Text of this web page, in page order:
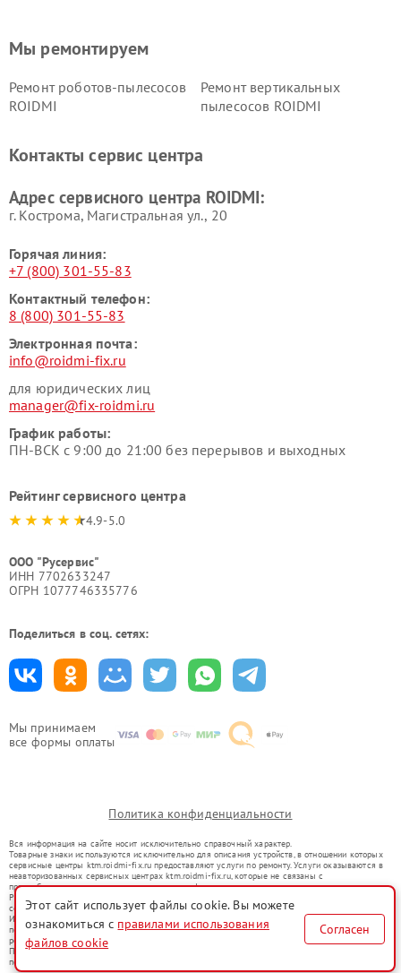
Мы принимаем
все формы оплаты
Мы ремонтируем
Ремонт роботов-пылесосов
ROIDMI
Ремонт вертикальных
пылесосов ROIDMI
Контакты сервис центра
Адрес сервисного центра ROIDMI:
г. Кострома, Магистральная ул., 20
Горячая линия:
+7 (800) 301-55-83
Контактный телефон:
8 (800) 301-55-83
Электронная почта:
info@roidmi-fix.ru
для юридических лиц
manager@fix-roidmi.ru
График работы:
ПН-ВСК с 9:00 до 21:00 без перерывов и выходных
Рейтинг сервисного центра
4.9-5.0
ООО "Русервис"
ИНН 7702633247
ОГРН 1077746335776
Поделиться в соц. сетях:
Политика конфиденциальности
Вся информация на сайте носит исключительно справочный характер.
Товарные знаки используются исключительно для описания устройств, в отношении которых
сервисные центры ktm.roidmi-fix.ru предоставляют услуги по ремонту. Услуги оказываются в
неавторизованных сервисных центрах ktm.roidmi-fix.ru, которые не связаны с
правообладателями товарных знаков или их официальными представителями.
Ремонт осуществляется для устройств, уже введенных в гражданский оборот в соответствии
со статьей 1487 ГК РФ.
Использование товарных знаков не преследует цели индивидуализации услуг или введения
потребителей в заблуждение, а служит для информирования о предоставляемых услугах по
ремонту техники указанных брендов.
Представленная на сайте информация не является публичной офертой, определяемой
положениями Статьи 437(2) Гражданского кодекса РФ
Этот сайт использует файлы cookie. Вы можете
ознакомиться с правилами использования
файлов cookie
Согласен